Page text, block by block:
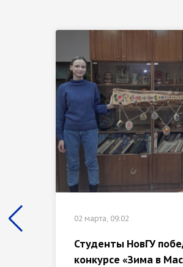
02 марта, 09:02
Студенты НовГУ
конкурсе «Зима в